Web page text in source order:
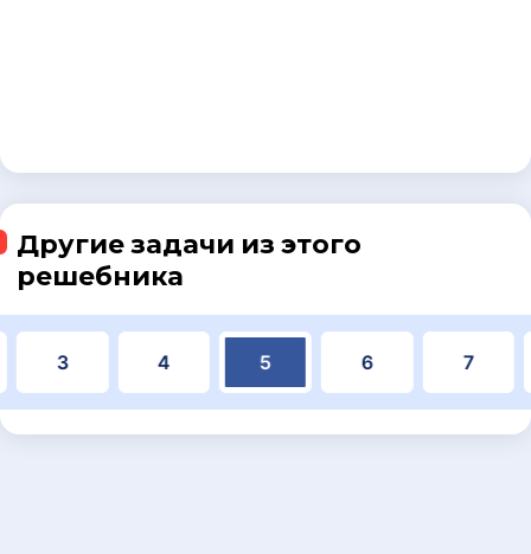
Другие задачи из этого
решебника
3 4 5 6 7